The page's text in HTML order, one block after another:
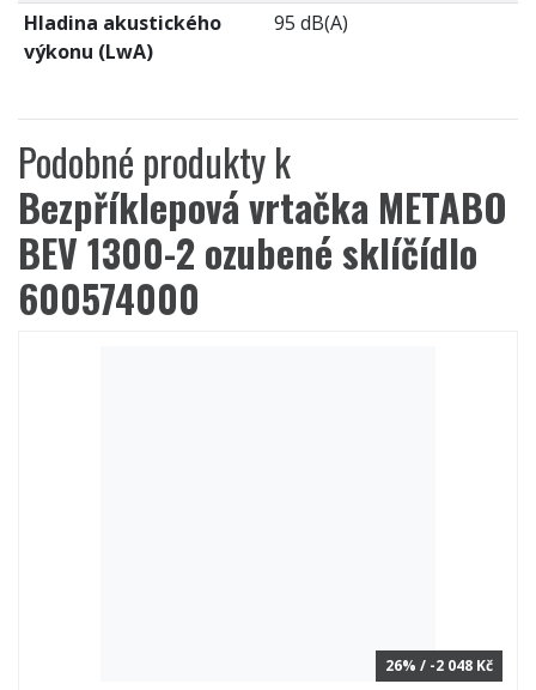
Hladina akustického
výkonu (LwA)
95 dB(A)
Podobné produkty k
Bezpříklepová vrtačka METABO
BEV 1300-2 ozubené sklíčídlo
600574000
26% / -2 048 Kč